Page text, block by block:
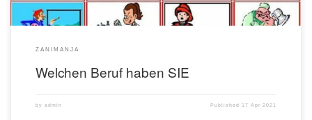
ZANIMANJA
Welchen Beruf haben SIE
by admin Published 17 Apr 2021